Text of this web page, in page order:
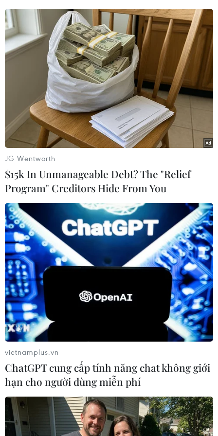
trong đó cho biết Thái Lan nhất trí trên nguyên
tắc về việc thiết lập lệnh ngừng bắn với
Campuchia./.
Malaysia kêu gọi Thái Lan
và Campuchia ngừng bắn
vô điều kiện
Malaysia một lần nữa kêu gọi cả
hai bên kiềm chế tối đa và thực
hiện lệnh ngừng bắn ngay lập tức
và vô điều kiện, đồng thời tránh
mọi hành động có thể làm suy yếu
lệnh ngừng bắn.
(TTXVN/Vietnam+)
#Thái Lan #Campuchia
#thỏa thuận ngừng bắn
#Tổng thống Mỹ
#Donald Trump
Campuchia
Mỹ
Thái Lan
JG Wentworth
$15k In Unmanageable Debt? The "Relief
Program" Creditors Hide From You
vietnamplus.vn
ChatGPT cung cấp tính năng chat không giới
hạn cho người dùng miễn phí